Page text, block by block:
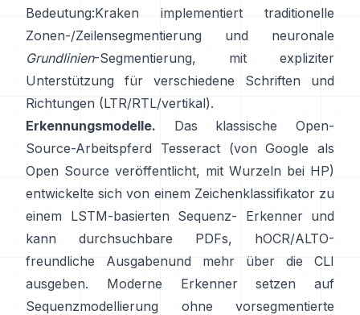
Bedeutung:Kraken
implementiert traditionelle
Zonen-/Zeilensegmentierung und neuronale
Grundlinien-Segmentierung, mit expliziter
Unterstützung für verschiedene Schriften und
Richtungen (LTR/RTL/vertikal).
Erkennungsmodelle. Das klassische Open-
Source-Arbeitspferd Tesseract
(von Google als
Open Source veröffentlicht, mit Wurzeln bei HP)
entwickelte sich von einem Zeichenklassifikator zu
einem LSTM-basierten Sequenz- Erkenner und
kann durchsuchbare PDFs,
hOCR/ALTO-
freundliche Ausgabenund mehr über die CLI
ausgeben. Moderne Erkenner setzen auf
Sequenzmodellierung ohne vorsegmentierte